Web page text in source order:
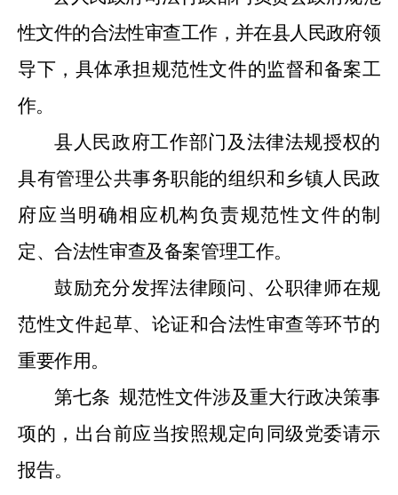
性文件的合法性审查工作，并在县人民政府领
导下，具体承担规范性文件的监督和备案工
作。
县人民政府工作部门及法律法规授权的
具有管理公共事务职能的组织和乡镇人民政
府应当明确相应机构负责规范性文件的制
定、合法性审查及备案管理工作。
鼓励充分发挥法律顾问、公职律师在规
范性文件起草、论证和合法性审查等环节的
重要作用。
第七条 规范性文件涉及重大行政决策事
项的，出台前应当按照规定向同级党委请示
报告。